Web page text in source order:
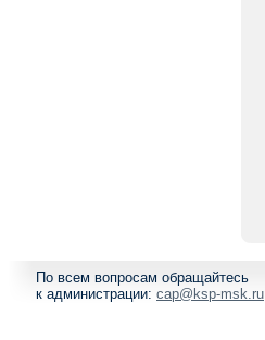
По всем вопросам обращайтесь
к администрации: cap@ksp-msk.ru